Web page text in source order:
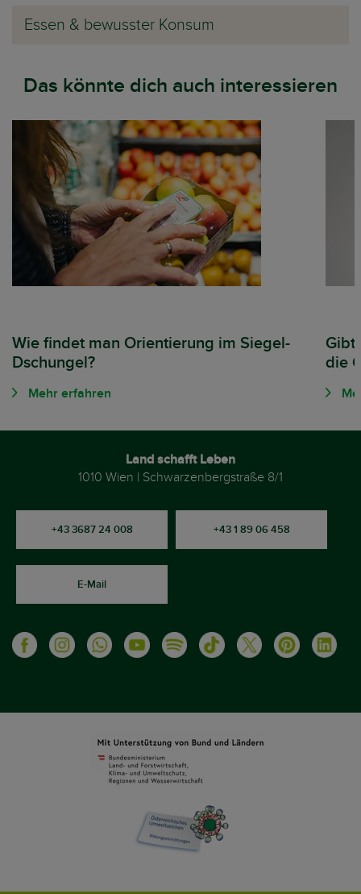
Essen & bewusster Konsum
Das könnte dich auch interessieren
Wie findet man Orientierung im Siegel-
Dschungel?
Mehr erfahren
Gibt
die
Land schafft Leben
1010 Wien | Schwarzenbergstraße 8/1
+43 3687 24 008 +43 1 89 06 458
E-Mail